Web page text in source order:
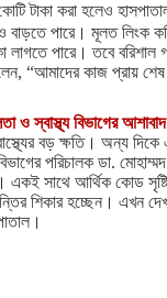
করা হলেও
পারে। মূলত লিংক
লাগতে পারে। তবে
“আমাদের কাজ প্রায়
ও স্বাস্থ্য বিভাগের আশাবাদ
বড় ক্ষতি। অন্য দিকে
পরিচালক ডা.
সাথে আর্থিক কোড
শিকার হচ্ছেন। এখন